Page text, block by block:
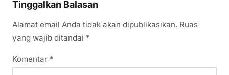
Tinggalkan Balasan
Alamat email Anda tidak akan dipublikasikan. Ruas
yang wajib ditandai *
Komentar *